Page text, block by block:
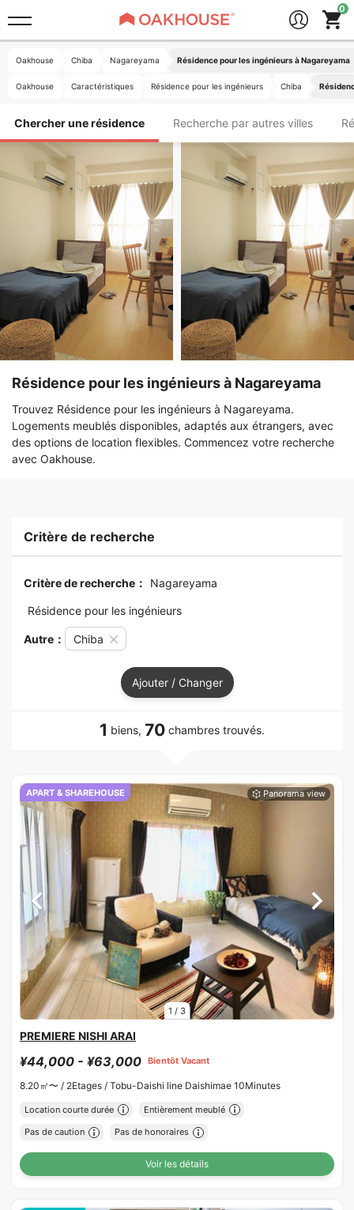
Oakhouse Chiba Nagareyama Résidence pour les ingénieurs à Nagareyama
Oakhouse Caractéristiques Résidence pour les ingénieurs Chiba
Chercher une résidence Recherche par autres villes
Résidence pour les ingénieurs à Nagareyama
Trouvez Résidence pour les ingénieurs à Nagareyama.
Logements meublés disponibles, adaptés aux étrangers, avec
des options de location flexibles. Commencez votre recherche
avec Oakhouse.
Critère de recherche
Critère de recherche： Nagareyama
Résidence pour les ingénieurs
Autre： Chiba
Ajouter / Changer
1 biens, 70 chambres trouvés.
1 / 3
APART & SHAREHOUSE
PREMIERE NISHI ARAI
¥44,000 - ¥63,000 Bientôt Vacant
8.20㎡〜 / 2Etages / Tobu-Daishi line Daishimae 10Minutes
Location courte durée Entièrement meublé
Pas de caution Pas de honoraires
Voir les détails